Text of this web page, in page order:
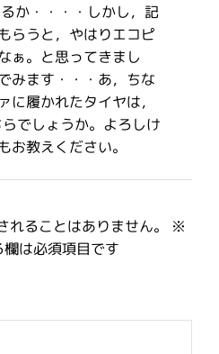
か・・・・しかし，記
らうと，やはりエコピ
ぁ。と思ってきまし
みます・・・あ，ちな
に履かれたタイヤは，
らでしょうか。よろしけ
お教えください。
ることはありません。
※
は必須項目です